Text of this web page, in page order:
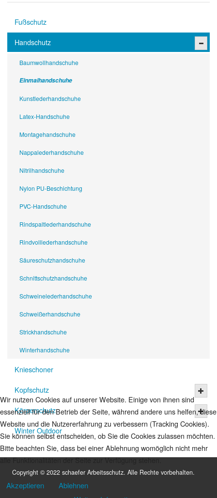
Fußschutz
Handschutz
Baumwollhandschuhe
Einmalhandschuhe
Kunstlederhandschuhe
Latex-Handschuhe
Montagehandschuhe
Nappalederhandschuhe
Nitrilhandschuhe
Nylon PU-Beschichtung
PVC-Handschuhe
Rindspaltlederhandschuhe
Rindvolllederhandschuhe
Säureschutzhandschuhe
Schnittschutzhandschuhe
Schweinelederhandschuhe
Schweißerhandschuhe
Strickhandschuhe
Winterhandschuhe
Knieschoner
Kopfschutz
Körperschutz
Winter Outdoor
Copyright © 2022 schaefer Arbeitsschutz. Alle Rechte vorbehalten.
Wir nutzen Cookies auf unserer Website. Einige von ihnen sind
essenziell für den Betrieb der Seite, während andere uns helfen, diese
Website und die Nutzererfahrung zu verbessern (Tracking Cookies).
Sie können selbst entscheiden, ob Sie die Cookies zulassen möchten.
Bitte beachten Sie, dass bei einer Ablehnung womöglich nicht mehr
alle Funktionalitäten der Seite zur Verfügung stehen.
Akzeptieren
Ablehnen